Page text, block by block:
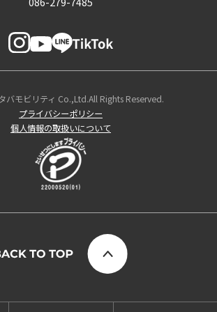
バモビリティ Co.,Ltd.All Rights Reserved.
プライバシーポリシー
個人情報の取扱いについて